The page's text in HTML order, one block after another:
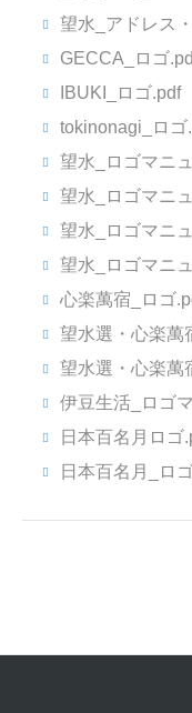
望水_アドレス
GECCA_ロゴ
IBUKI_ロゴ.pdf
tokinonagi_ロゴ
望水_ロゴマニ
望水_ロゴマニ
望水_ロゴマニ
望水_ロゴマニ
心楽萬宿_ロゴ
望水選・心楽萬
望水選・心楽萬
伊豆生活_ロゴ
日本百名月ロゴ
日本百名月_ロ